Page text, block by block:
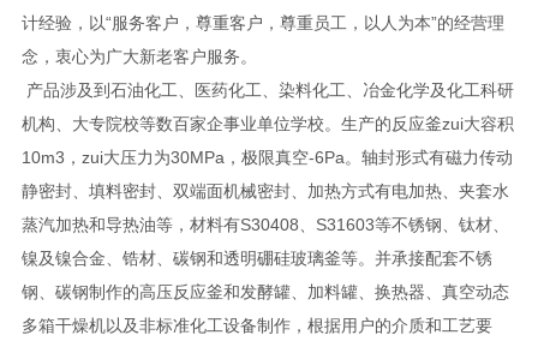
计经验，以“服务客户，尊重客户，尊重员工，以人为本”的经营理
念，衷心为广大新老客户服务。
产品涉及到石油化工、医药化工、染料化工、冶金化学及化工科研
机构、大专院校等数百家企事业单位学校。生产的反应釜zui大容积
10m3，zui大压力为30MPa，极限真空-6Pa。轴封形式有磁力传动
静密封、填料密封、双端面机械密封、加热方式有电加热、夹套水
蒸汽加热和导热油等，材料有S30408、S31603等不锈钢、钛材、
镍及镍合金、锆材、碳钢和透明硼硅玻璃釜等。并承接配套不锈
钢、碳钢制作的高压反应釜和发酵罐、加料罐、换热器、真空动态
多箱干燥机以及非标准化工设备制作，根据用户的介质和工艺要